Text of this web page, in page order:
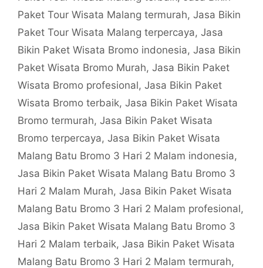
Paket Tour Wisata Malang termurah, Jasa Bikin
Paket Tour Wisata Malang terpercaya, Jasa
Bikin Paket Wisata Bromo indonesia, Jasa Bikin
Paket Wisata Bromo Murah, Jasa Bikin Paket
Wisata Bromo profesional, Jasa Bikin Paket
Wisata Bromo terbaik, Jasa Bikin Paket Wisata
Bromo termurah, Jasa Bikin Paket Wisata
Bromo terpercaya, Jasa Bikin Paket Wisata
Malang Batu Bromo 3 Hari 2 Malam indonesia,
Jasa Bikin Paket Wisata Malang Batu Bromo 3
Hari 2 Malam Murah, Jasa Bikin Paket Wisata
Malang Batu Bromo 3 Hari 2 Malam profesional,
Jasa Bikin Paket Wisata Malang Batu Bromo 3
Hari 2 Malam terbaik, Jasa Bikin Paket Wisata
Malang Batu Bromo 3 Hari 2 Malam termurah,